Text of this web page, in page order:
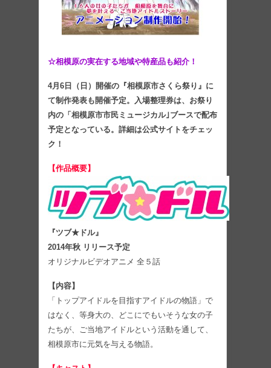
☆相模原の実在する地域や特産品も紹介！
4月6日（日）開催の『相模原市さくら祭り』に
て制作発表も開催予定。入場整理券は、お祭り
内の「相模原市市民ミュージカル｣ブースで配布
予定となっている。詳細は公式サイトをチェッ
ク！
【作品概要】
『ツブ★ドル』
2014年秋 リリース予定
オリジナルビデオアニメ 全５話
【内容】
「トップアイドルを目指すアイドルの物語」で
はなく、等身大の、どこにでもいそうな女の子
たちが、ご当地アイドルという活動を通して、
相模原市に元気を与える物語。